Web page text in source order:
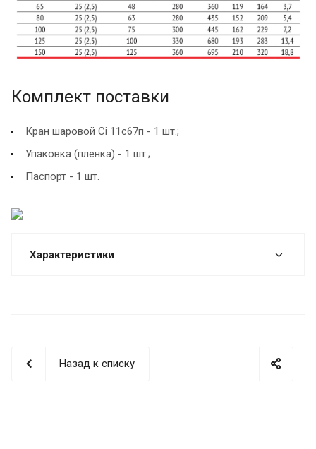
Комплект поставки
Кран шаровой Ci 11c67п - 1 шт.;
Упаковка (пленка) - 1 шт.;
Паспорт - 1 шт.
Характеристики
Назад к списку